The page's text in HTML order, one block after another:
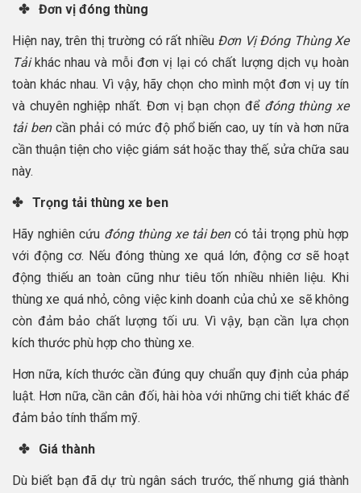
✤ Đơn vị đóng thùng
Hiện nay, trên thị trường có rất nhiều Đơn Vị Đóng Thùng Xe
Tảikhác nhau và mỗi đơn vị lại có chất lượng dịch vụ hoàn
toàn khác nhau. Vì vậy, hãy chọn cho mình một đơn vị uy tín
và chuyên nghiệp nhất. Đơn vị bạn chọn để đóng thùng xe
tải ben cần phải có mức độ phổ biến cao, uy tín và hơn nữa
cần thuận tiện cho việc giám sát hoặc thay thế, sửa chữa sau
này.
✤ Trọng tải thùng xe ben
Hãy nghiên cứu đóng thùng xe tải bencó tải trọng phù hợp
với động cơ. Nếu đóng thùng xe quá lớn, động cơ sẽ hoạt
động thiếu an toàn cũng như tiêu tốn nhiều nhiên liệu. Khi
thùng xe quá nhỏ, công việc kinh doanh của chủ xe sẽ không
còn đảm bảo chất lượng tối ưu. Vì vậy, bạn cần lựa chọn
kích thước phù hợp cho thùng xe.
Hơn nữa, kích thước cần đúng quy chuẩn quy định của pháp
luật. Hơn nữa, cần cân đối, hài hòa với những chi tiết khác để
đảm bảo tính thẩm mỹ.
✤ Giá thành
Dù biết bạn đã dự trù ngân sách trước, thế nhưng giá thành